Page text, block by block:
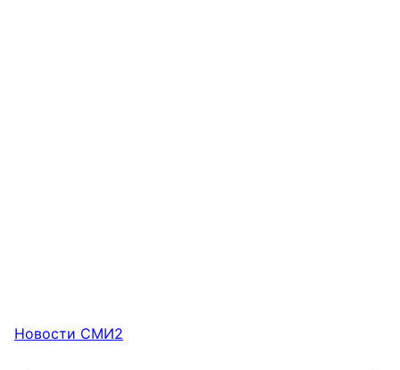
Новости СМИ2